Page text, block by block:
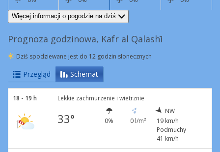
N
12 km/h
Podmuchy
41 km/h N
5 km/h
Więcej informacji o pogodzie na dziś
Prognoza godzinowa, Kafr al Qalashī
Dziś spodziewane jest do 12 godzin słonecznych
Przegląd Schemat
18 - 19 h Lekkie zachmurzenie i wietrznie
33° 0% 0 l/m²
NW
19 km/h
Podmuchy
41 km/h